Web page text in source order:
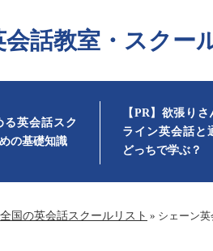
話教室・スクー
る英会話スク
の基礎知識
【PR】欲張り
ライン英会話と
どっちで学ぶ？
全国の英会話スクールリスト » シェーン